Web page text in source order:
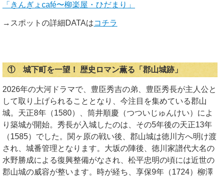
「きんぎょcafé〜柳楽屋・ひだまり」
→スポットの詳細DATAはコチラ
① 城下町を一望！ 歴史ロマン薫る「郡山城跡」
2026年の大河ドラマで、豊臣秀吉の弟、豊臣秀長が主人公と
して取り上げられることとなり、今注目を集めている郡山
城。天正8年（1580）、筒井順慶（つついじゅんけい）によ
り築城が開始。秀長が入城したのは、その5年後の天正13年
（1585）でした。関ヶ原の戦い後、郡山城は徳川方へ明け渡
され、城番管理となります。大坂の陣後、徳川家譜代大名の
水野勝成による復興整備がなされ、松平忠明の頃には近世の
郡山城の威容が整います。時が経ち、享保9年（1724）柳澤